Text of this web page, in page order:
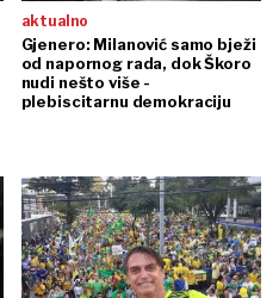
aktualno
Gjenero: Milanović samo bježi
od napornog rada, dok Škoro
nudi nešto više -
plebiscitarnu demokraciju